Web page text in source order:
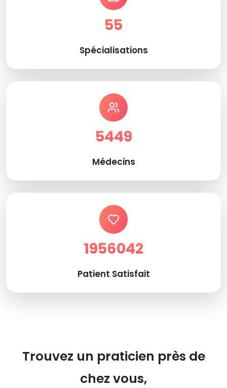
55
Spécialisations
5449
Médecins
1956042
Patient Satisfait
Trouvez un praticien près de
chez vous,